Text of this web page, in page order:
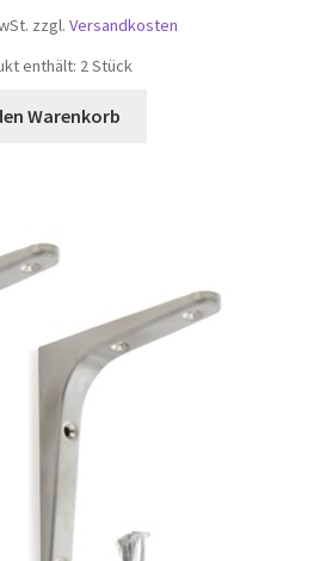
zzgl. Versandkosten
enthält: 2Stück
Warenkorb